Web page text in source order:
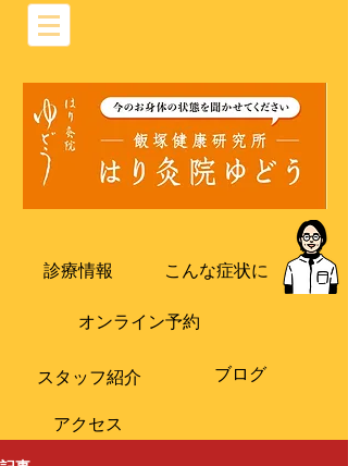
診療情報 こんな症状に
オンライン予約
​スタッフ紹介 ブログ
​アクセス